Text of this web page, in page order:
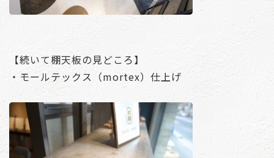
【続いて棚天板の見どころ】
・モールテックス（mortex）仕上げ